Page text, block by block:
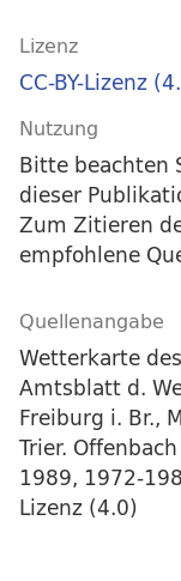
Lizenz
CC-BY-Lizenz
Nutzung
Bitte beachten
dieser
Zum Zitieren
empfohlene
Quellenangabe
Wetterkarte
Amtsblatt d.
Freiburg i. Br.,
Trier.
1989, 1972-
Lizenz (4.0)